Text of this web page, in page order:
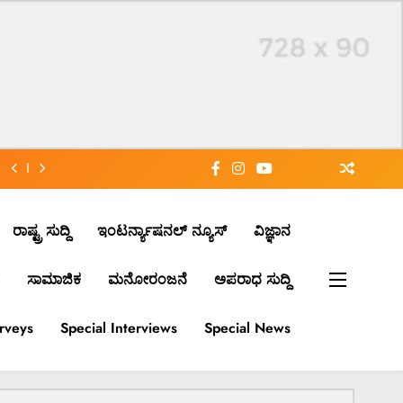
ರಾಷ್ಟ್ರ ಸುದ್ದಿ ಇಂಟರ್ನ್ಯಾಷನಲ್ ನ್ಯೂಸ್ ವಿಜ್ಞಾನ
ಸಾಮಾಜಿಕ ಮನೋರಂಜನೆ ಅಪರಾಧ ಸುದ್ದಿ
Special Interviews Special News